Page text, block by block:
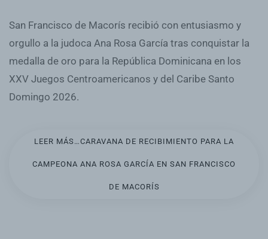
San Francisco de Macorís recibió con entusiasmo y
orgullo a la judoca Ana Rosa García tras conquistar la
medalla de oro para la República Dominicana en los
XXV Juegos Centroamericanos y del Caribe Santo
Domingo 2026.
LEER MÁS…CARAVANA DE RECIBIMIENTO PARA LA
CAMPEONA ANA ROSA GARCÍA EN SAN FRANCISCO
DE MACORÍS